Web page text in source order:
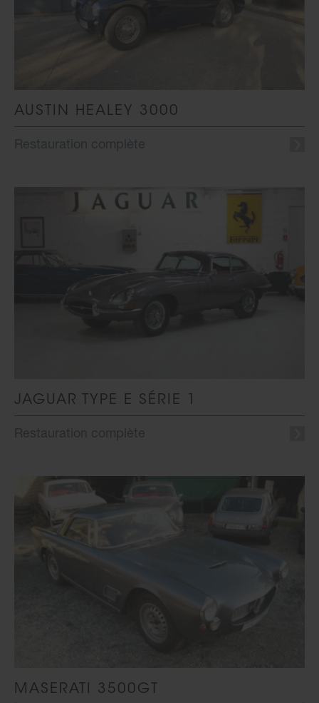
AUSTIN HEALEY 3000
Restauration complète
JAGUAR TYPE E SÉRIE 1
Restauration complète
MASERATI 3500GT